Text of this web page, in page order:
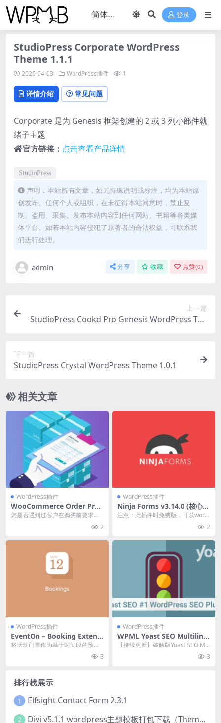
登录
StudioPress Corporate WordPress
Theme 1.1.1
2026-04-03 WordPress插件 1
详情介绍 常见问题
Corporate 是为 Genesis 框架创建的 2 或 3 列小部件就
绪子主题
官方链接： 点击查看产品详情
StudioPress
声明：本站所有文章，如无特殊说明或标注，均为本站原
创发布。任何个人或组织，在未征得本站同意时，禁止复
制、盗用、采集、发布本站内容到任何网站、书籍等各类媒
体平台。如若本站内容侵犯了原著者的合法权益，可联系我
们进行处理。
admin 分享 收藏 点赞(0)
上一篇
StudioPress Cookd Pro Genesis WordPress The
下一篇
StudioPress Crystal WordPress Theme 1.0.1
相关文章
WordPress插件
WooCommerce Order Prop
osal v2.2.1 提供报价或方案w
您是否遇到过客户在购买前要求您
2
WordPress插件
Ninja Forms v3.14.0 (核心插
件）表单插件破解版下载
注意：此插件时免费版，可以word
2
WordPress插件
EventOn – Booking Extensi
on 1.4.7 wordpress插件下载
将活动门票作为基于时间段的预订
3
WordPress插件
WPML Yoast SEO Multiling
ual v.2.2.4 -WordPress插件
【持续更新】破解版Yoast SEO Mul
3
排行榜展示
1 Elfsight Contact Form 2.3.1
2 Divi v5.1.1 wordpress主题模板打包下载（Theme + Builder+ Extra Theme + Templates + Layouts + PSD）